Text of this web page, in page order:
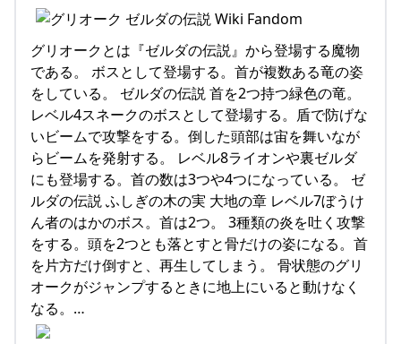
ティアキン 武器
ティアキン 攻略
グリオークとは『ゼルダの伝説』から登場する魔物
である。 ボスとして登場する。首が複数ある竜の姿
をしている。 ゼルダの伝説 首を2つ持つ緑色の竜。
レベル4スネークのボスとして登場する。盾で防げな
いビームで攻撃をする。倒した頭部は宙を舞いなが
らビームを発射する。 レベル8ライオンや裏ゼルダ
にも登場する。首の数は3つや4つになっている。 ゼ
ルダの伝説 ふしぎの木の実 大地の章 レベル7ぼうけ
ん者のはかのボス。首は2つ。 3種類の炎を吐く攻撃
をする。頭を2つとも落とすと骨だけの姿になる。首
を片方だけ倒すと、再生してしまう。 骨状態のグリ
オークがジャンプするときに地上にいると動けなく
なる。…